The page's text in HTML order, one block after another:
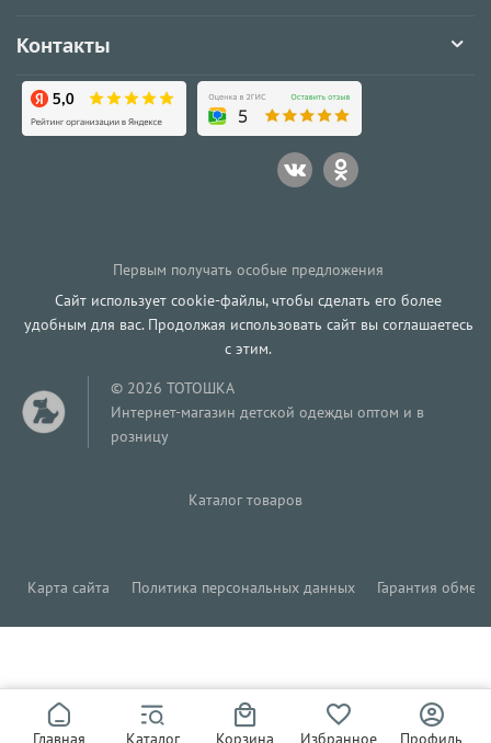
Контакты
Первым получать особые предложения
Сайт использует cookie-файлы, чтобы сделать его более
удобным для вас. Продолжая использовать сайт вы соглашаетесь
с этим.
© 2026 ТОТОШКА
Интернет-магазин детской одежды оптом и в
розницу
Каталог товаров
Карта сайта Политика персональных данных Гарантия
Р
Главная Каталог Корзина Избранное Профиль